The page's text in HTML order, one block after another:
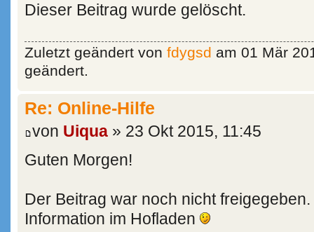
Dieser Beitrag wurde gelöscht.
Zuletzt geändert von fdygsd am 01 Mär
geändert.
Re: Online-Hilfe
von Uiqua » 23 Okt 2015, 11:45
Guten Morgen!
Der Beitrag war noch nicht
Information im Hofladen